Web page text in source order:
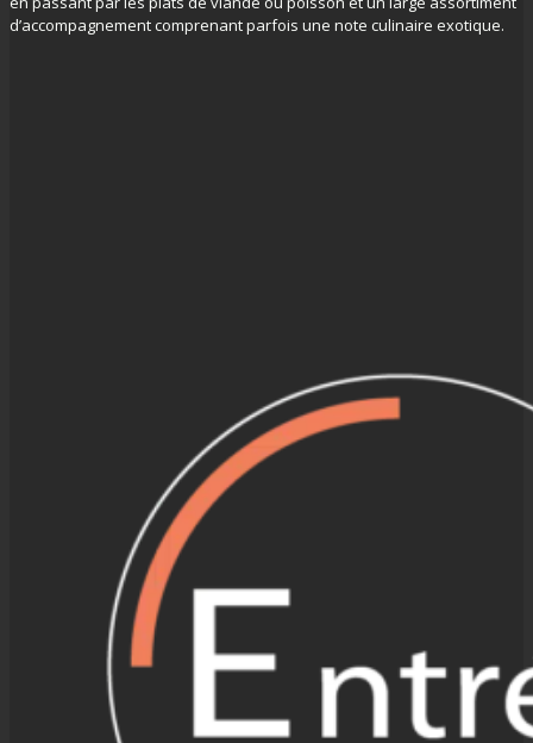
d’accompagnement comprenant parfois une note culinaire exotique.